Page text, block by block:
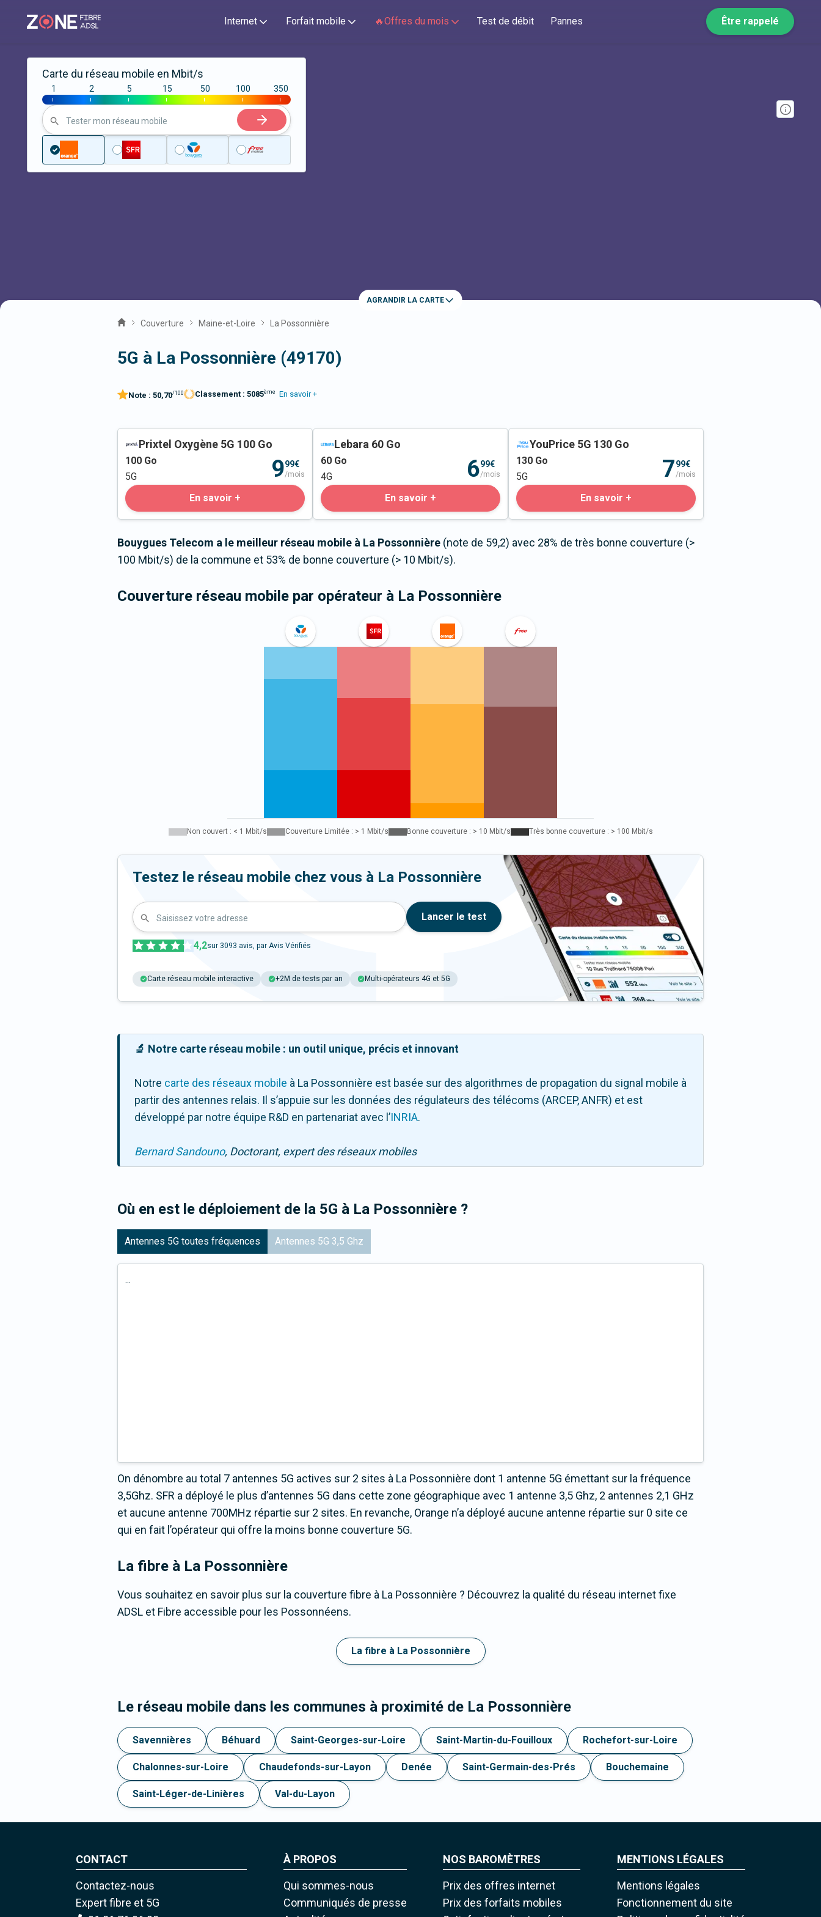
Internet Forfait mobile 🔥Offres du mois Test de débit Pannes Être rappelé
Carte du réseau mobile en Mbit/s
|
1
|
2
|
5
|
15
|
50
|
100
|
350
Tester mon réseau mobile
AGRANDIR LA CARTE
Couverture Maine-et-Loire La Possonnière
5G à La Possonnière (49170)
Note : 50,70/100 Classement : 5085ème En savoir +
Prixtel Oxygène 5G 100 Go
100 Go
5G
999€
/mois
En savoir +
Lebara 60 Go
60 Go
4G
699€
/mois
En savoir +
YouPrice 5G 130 Go
130 Go
5G
799€
/mois
En savoir +
Bouygues Telecom a le meilleur réseau mobile à La Possonnière (note de 59,2) avec 28% de très bonne couverture (>
100 Mbit/s) de la commune et 53% de bonne couverture (> 10 Mbit/s).
Couverture réseau mobile par opérateur à La Possonnière
Non couvert : < 1 Mbit/s Couverture Limitée : > 1 Mbit/s Bonne couverture : > 10 Mbit/s Très bonne couverture : > 100 Mbit/s
Testez le réseau mobile chez vous à La Possonnière
Saisissez votre adresse Lancer le test
4,2sur 3093 avis, par Avis Vérifiés
Carte réseau mobile interactive +2M de tests par an Multi-opérateurs 4G et 5G
🔬 Notre carte réseau mobile : un outil unique, précis et innovant
Notre carte des réseaux mobile à La Possonnière est basée sur des algorithmes de propagation du signal mobile à
partir des antennes relais. Il s’appuie sur les données des régulateurs des télécoms (ARCEP, ANFR) et est
développé par notre équipe R&D en partenariat avec l ’INRIA.
Bernard Sandouno, Doctorant, expert des réseaux mobiles
Où en est le déploiement de la 5G à La Possonnière ?
Antennes 5G toutes fréquences Antennes 5G 3,5 Ghz
...
On dénombre au total 7 antennes 5G actives sur 2 sites à La Possonnière dont 1 antenne 5G émettant sur la fréquence
3,5Ghz. SFR a déployé le plus d’antennes 5G dans cette zone géographique avec 1 antenne 3,5 Ghz, 2 antennes 2,1 GHz
et aucune antenne 700MHz répartie sur 2 sites. En revanche, Orange n’a déployé aucune antenne répartie sur 0 site ce
qui en fait l’opérateur qui offre la moins bonne couverture 5G.
La fibre à La Possonnière
Vous souhaitez en savoir plus sur la couverture fibre à La Possonnière ? Découvrez la qualité du réseau internet fixe
ADSL et Fibre accessible pour les Possonnéens.
La fibre à La Possonnière
Le réseau mobile dans les communes à proximité de La Possonnière
Savennières Béhuard Saint-Georges-sur-Loire Saint-Martin-du-Fouilloux Rochefort-sur-Loire
Chalonnes-sur-Loire Chaudefonds-sur-Layon Denée Saint-Germain-des-Prés Bouchemaine
Saint-Léger-de-Linières Val-du-Layon
CONTACT
Contactez-nous
Expert fibre et 5G
À PROPOS
Qui sommes-nous
Communiqués de presse
NOS BAROMÈTRES
Prix des offres internet
Prix des forfaits mobiles
MENTIONS LÉGALES
Mentions légales
Fonctionnement du site